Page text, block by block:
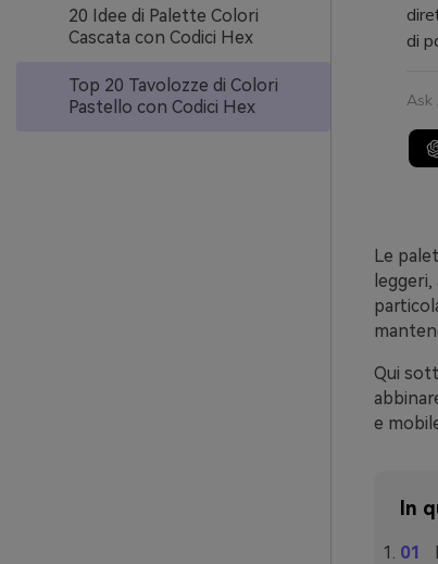
20 Idee di Palette Colori
Cascata con Codici Hex
Top 20 Tavolozze di Colori
Pastello con Codici Hex
di
Ask
Le
Qui
e
In